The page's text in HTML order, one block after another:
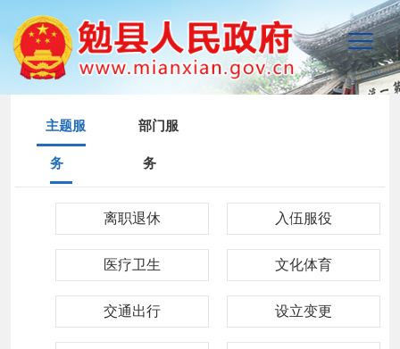
主题服
务
部门服
务
离职退休 入伍服役
医疗卫生 文化体育
交通出行 设立变更